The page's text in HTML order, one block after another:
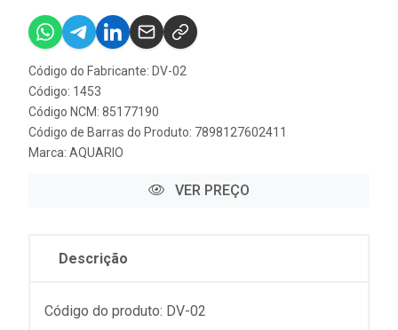
Código do Fabricante: DV-02
Código: 1453
Código NCM: 85177190
Código de Barras do Produto: 7898127602411
Marca: AQUARIO
VER PREÇO
Descrição
Código do produto: DV-02